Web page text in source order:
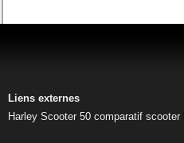
Liens externes
Harley Scooter 50 comparatif scooter